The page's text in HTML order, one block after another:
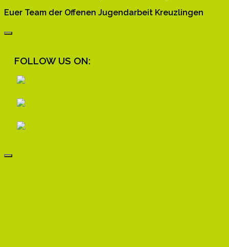
Euer Team der Offenen Jugendarbeit Kreuzlingen
FOLLOW US ON: